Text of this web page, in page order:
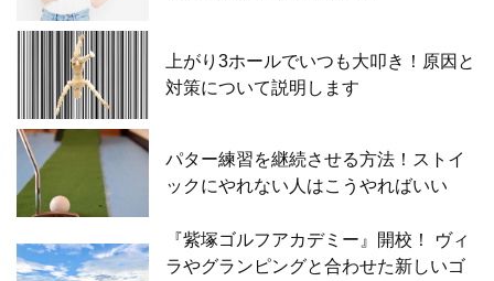
上がり3ホールでいつも大叩き！原因と
対策について説明します
パター練習を継続させる方法！ストイ
ックにやれない人はこうやればいい
『紫塚ゴルフアカデミー』開校！ ヴィ
ラやグランピングと合わせた新しいゴ